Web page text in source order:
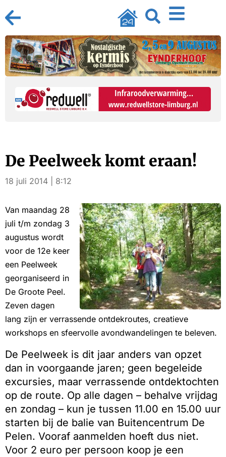
De Peelweek komt eraan!
18 juli 2014 | 8:12
Van maandag 28
juli t/m zondag 3
augustus wordt
voor de 12e keer
een Peelweek
georganiseerd in
De Groote Peel.
Zeven dagen
lang zijn er verrassende ontdekroutes, creatieve
workshops en sfeervolle avondwandelingen te beleven.
De Peelweek is dit jaar anders van opzet
dan in voorgaande jaren; geen begeleide
excursies, maar verrassende ontdektochten
op de route. Op alle dagen – behalve vrijdag
en zondag – kun je tussen 11.00 en 15.00 uur
starten bij de balie van Buitencentrum De
Pelen. Vooraf aanmelden hoeft dus niet.
Voor 2 euro per persoon koop je een